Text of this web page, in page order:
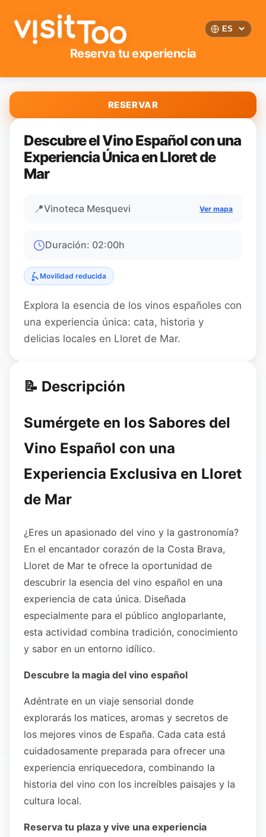
Reserva tu experiencia
RESERVAR
Descubre el Vino Español con una
Experiencia Única en Lloret de
Mar
📍Vinoteca Mesquevi Ver mapa
Duración: 02:00h
Movilidad reducida
Explora la esencia de los vinos españoles con
una experiencia única: cata, historia y
delicias locales en Lloret de Mar.
📝 Descripción
Sumérgete en los Sabores del
Vino Español con una
Experiencia Exclusiva en Lloret
de Mar
¿Eres un apasionado del vino y la gastronomía?
En el encantador corazón de la Costa Brava,
Lloret de Mar te ofrece la oportunidad de
descubrir la esencia del vino español en una
experiencia de cata única. Diseñada
especialmente para el público angloparlante,
esta actividad combina tradición, conocimiento
y sabor en un entorno idílico.
Descubre la magia del vino español
Adéntrate en un viaje sensorial donde
explorarás los matices, aromas y secretos de
los mejores vinos de España. Cada cata está
cuidadosamente preparada para ofrecer una
experiencia enriquecedora, combinando la
historia del vino con los increíbles paisajes y la
cultura local.
Reserva tu plaza y vive una experiencia